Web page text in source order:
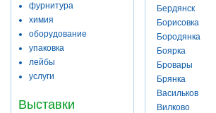
фурнитура
химия
оборудование
упаковка
лейбы
услуги
Выставки
Бердянск
Борисовка
Бородянка
Боярка
Бровары
Брянка
Васильков
Вилково